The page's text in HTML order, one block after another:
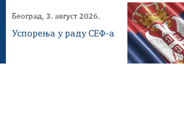
Београд, 3. август 2026.
Успорења у раду СЕФ-а